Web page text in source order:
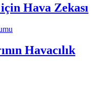
Hava Zekası
Havacılık